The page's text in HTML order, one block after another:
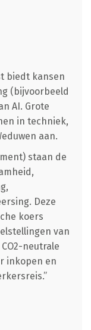
biedt kansen
(bijvoorbeeld
AI. Grote
in techniek,
aan.
staan de
Deze
koers
van
neutrale
inkopen en